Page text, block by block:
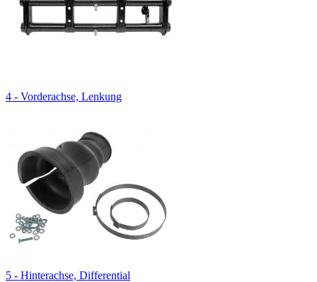
4 - Vorderachse, Lenkung
5 - Hinterachse, Differential